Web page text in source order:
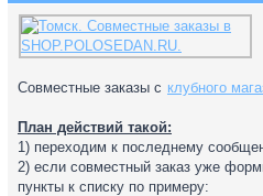
Совместные заказы с клубного
План действий такой:
1) переходим к последнему
2) если совместный заказ уже
пункты к списку по примеру: